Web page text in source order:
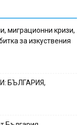
миграционни кризи,
за изкуствения
БЪЛГАРИЯ,